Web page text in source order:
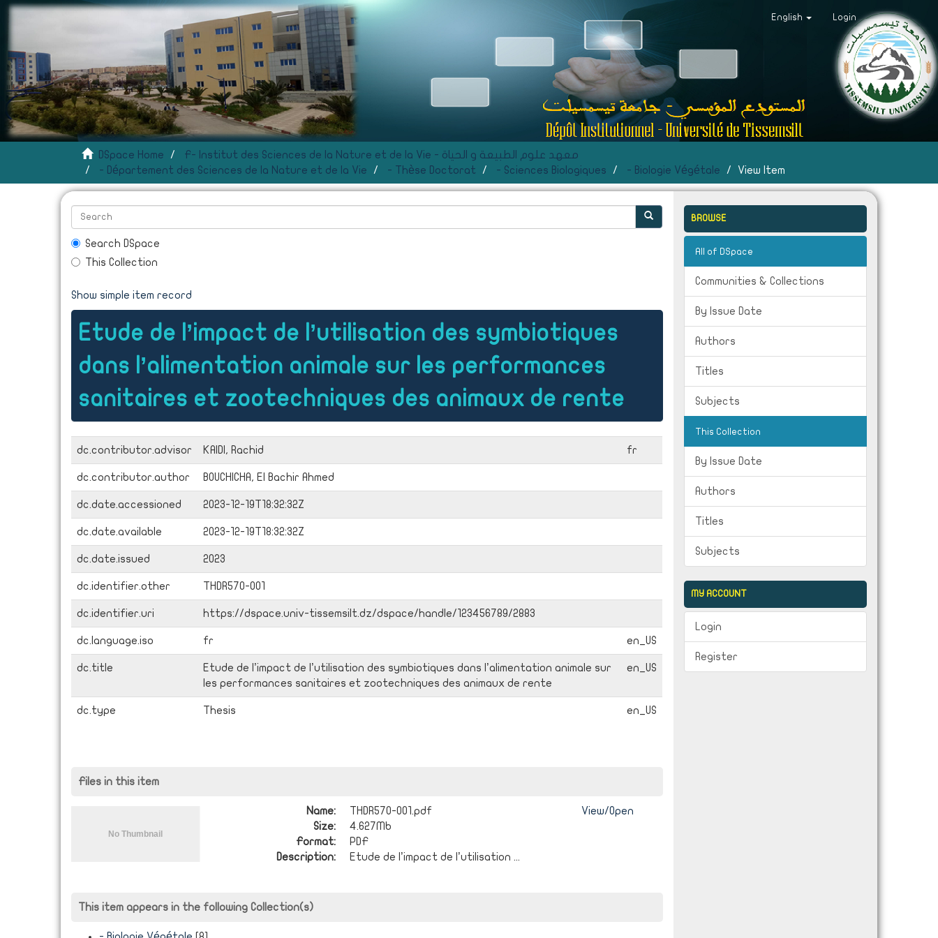
English Login
DSpace Home
F- Institut des Sciences de la Nature et de la Vie - معهد علوم الطبيعة و الحياة
- Département des Sciences de la Nature et de la Vie
- Thèse Doctorat - Sciences Biologiques - Biologie Végétale View Item
Search DSpace
This Collection
Show simple item record
Etude de l’impact de l’utilisation des symbiotiques
dans l’alimentation animale sur les performances
sanitaires et zootechniques des animaux de rente
dc.contributor.advisor KAIDI, Rachid fr
dc.contributor.author BOUCHICHA, El Bachir Ahmed
dc.date.accessioned 2023-12-19T18:32:32Z
dc.date.available 2023-12-19T18:32:32Z
dc.date.issued 2023
dc.identifier.other THDR570-001
dc.identifier.uri https://dspace.univ-tissemsilt.dz/dspace/handle/123456789/2883
dc.language.iso fr en_US
dc.title
Etude de l’impact de l’utilisation des symbiotiques dans l’alimentation animale sur
les performances sanitaires et zootechniques des animaux de rente
en_US
dc.type Thesis en_US
Files in this item
Name:
THDR570-001.pdf
Size:
4.627Mb
Format:
PDF
Description:
Etude de l’impact de l’utilisation ...
View/Open
This item appears in the following Collection(s)
BROWSE
All of DSpace
Communities & Collections
By Issue Date
Authors
Titles
Subjects
This Collection
By Issue Date
Authors
Titles
Subjects
MY ACCOUNT
Login
Register